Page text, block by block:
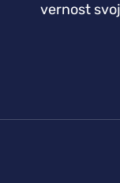
vernost